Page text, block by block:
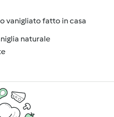
vanigliato fatto in casa
naturale